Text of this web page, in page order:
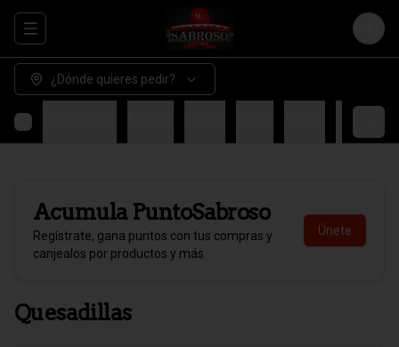
Abrir menu de navegación Login
¿Dónde quieres pedir?
Acumula PuntoSabroso
Regístrate, gana puntos con tus compras y
canjealos por productos y más
Únete
Quesadillas